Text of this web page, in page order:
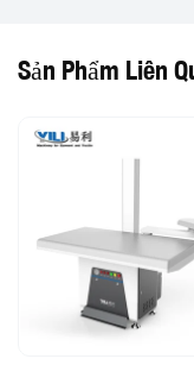
Sản Phẩm Liên